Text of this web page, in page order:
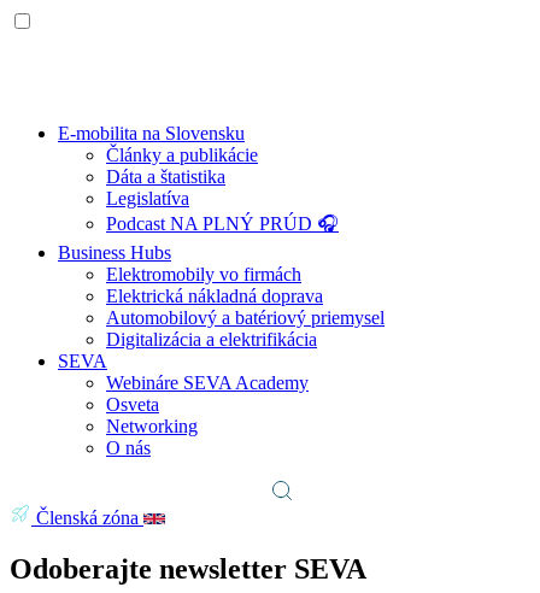
E-mobilita na Slovensku
Články a publikácie
Dáta a štatistika
Legislatíva
Podcast NA PLNÝ PRÚD 🎧
Business Hubs
Elektromobily vo firmách
Elektrická nákladná doprava
Automobilový a batériový priemysel
Digitalizácia a elektrifikácia
SEVA
Webináre SEVA Academy
Osveta
Networking
O nás
Členská zóna
Odoberajte newsletter SEVA